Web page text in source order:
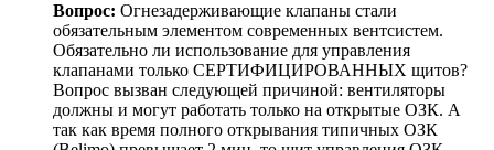
Вопрос: Огнезадерживающие клапаны стали
обязательным элементом современных вентсистем.
Обязательно ли использование для управления
клапанами только СЕРТИФИЦИРОВАННЫХ щитов?
Вопрос вызван следующей причиной: вентиляторы
должны и могут работать только на открытые ОЗК. А
так как время полного открывания типичных ОЗК